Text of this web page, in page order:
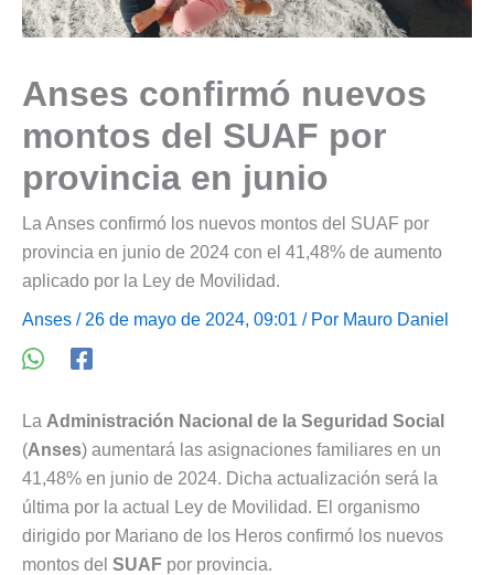
Anses confirmó nuevos
montos del SUAF por
provincia en junio
La Anses confirmó los nuevos montos del SUAF por
provincia en junio de 2024 con el 41,48% de aumento
aplicado por la Ley de Movilidad.
Anses / 26 de mayo de 2024, 09:01 / Por Mauro Daniel
La Administración Nacional de la Seguridad Social
(Anses) aumentará las asignaciones familiares en un
41,48% en junio de 2024. Dicha actualización será la
última por la actual Ley de Movilidad. El organismo
dirigido por Mariano de los Heros confirmó los nuevos
montos del SUAF por provincia.